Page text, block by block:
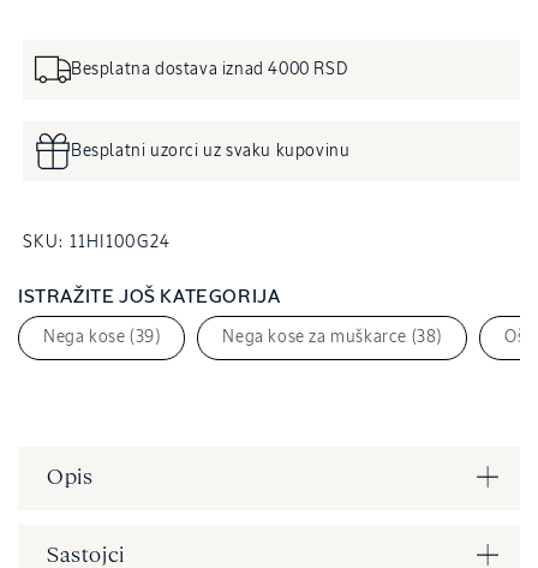
Besplatna dostava iznad 4000 RSD
Besplatni uzorci uz svaku kupovinu
SKU: SKU:
11HI100G24
ISTRAŽITE JOŠ KATEGORIJA
Nega kose (39) Nega kose za muškarce (38)
Opis
Sastojci